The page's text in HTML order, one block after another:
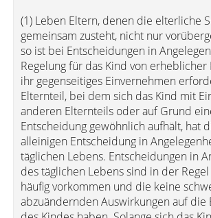
(1) Leben Eltern, denen die elterliche
gemeinsam zusteht, nicht nur
so ist bei Entscheidungen in
Regelung für das Kind von erheblicher
ihr gegenseitiges Einvernehmen
Elternteil, bei dem sich das Kind mit
anderen Elternteils oder auf Grund
Entscheidung gewöhnlich aufhält, hat
alleinigen Entscheidung in
täglichen Lebens. Entscheidungen in
des täglichen Lebens sind in der
häufig vorkommen und die keine
abzuändernden Auswirkungen auf die